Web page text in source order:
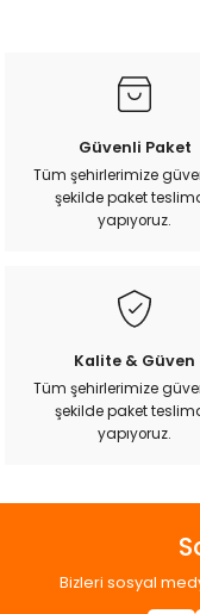
Güvenli Paket
Tüm şehirlerimize
şekilde paket
yapıyoruz.
Kalite & Güven
Tüm şehirlerimize
şekilde paket
yapıyoruz.
Bizleri sosyal